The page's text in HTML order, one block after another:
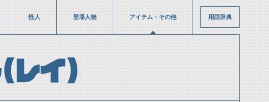
怪人 登場人物 アイテム・その他 用語辞典
レイ）